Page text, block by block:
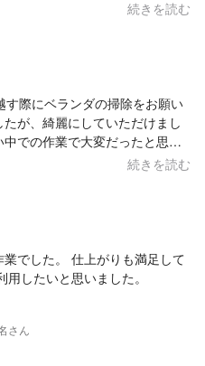
年の秋以降涼しくなってから2階
続きを読む
際にベランダの掃除をお願い
が、綺麗にしていただけまし
での作業で大変だったと思い
大変満足しております。続きを読む
でした。 仕上がりも満足して
非利用したいと思いました。
さん